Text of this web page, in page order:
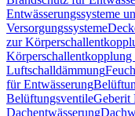
Entwässerungssysteme
Versorgungssysteme
zur
Körperschallentkopplung
Luftschalldämmung
für Entwässerung
BelüftungsventileGeberit
Dachentwässerung